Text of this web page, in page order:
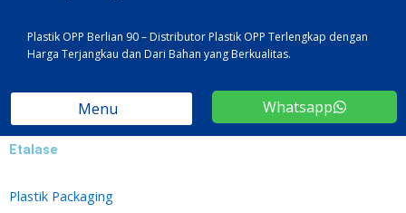
Plastik OPP Berlian 90 – Distributor Plastik OPP Terlengkap dengan
Harga Terjangkau dan Dari Bahan yang Berkualitas.
Menu Whatsapp
Etalase
Plastik Packaging